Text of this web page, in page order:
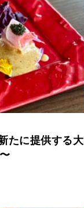
たに提供する大